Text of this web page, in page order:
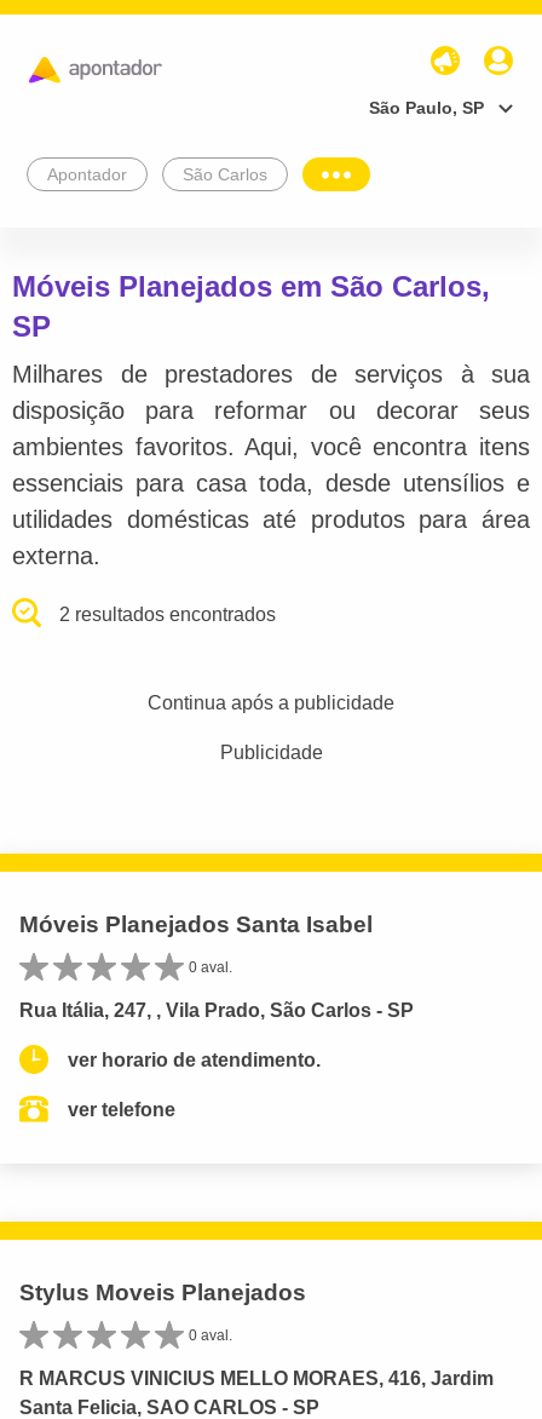
São Paulo, SP
Apontador São Carlos
Móveis Planejados em São Carlos,
SP
Milhares de prestadores de serviços à sua
disposição para reformar ou decorar seus
ambientes favoritos. Aqui, você encontra itens
essenciais para casa toda, desde utensílios e
utilidades domésticas até produtos para área
externa.
2 resultados encontrados
Continua após a publicidade
Publicidade
Móveis Planejados Santa Isabel
0 aval.
Rua Itália, 247, , Vila Prado, São Carlos - SP
ver horario de atendimento.
ver telefone
Stylus Moveis Planejados
0 aval.
R MARCUS VINICIUS MELLO MORAES, 416, Jardim
Santa Felicia, SAO CARLOS - SP